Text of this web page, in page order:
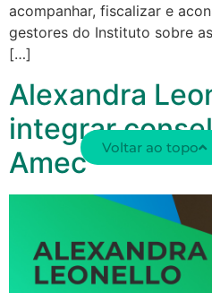
acompanhar, fiscalizar e
gestores do Instituto sobre
[…]
Alexandra
integrar
Amec
Voltar ao topo